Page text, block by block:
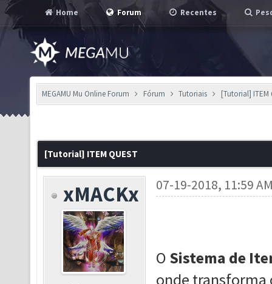
Home Forum Recentes
MEGAMU Mu Online Forum Fórum Tutoriais [Tutorial] ITEM
[Tutorial] ITEM QUEST
xMACKx 07-19-2018, 11:59
O Sistema de
onde transforma